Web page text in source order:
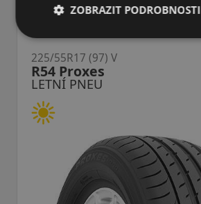
LETNÍ PNEU
Dynaxer HP5 XL
225/55R17 (101) V
ZOBRAZIT PODROBNOSTI